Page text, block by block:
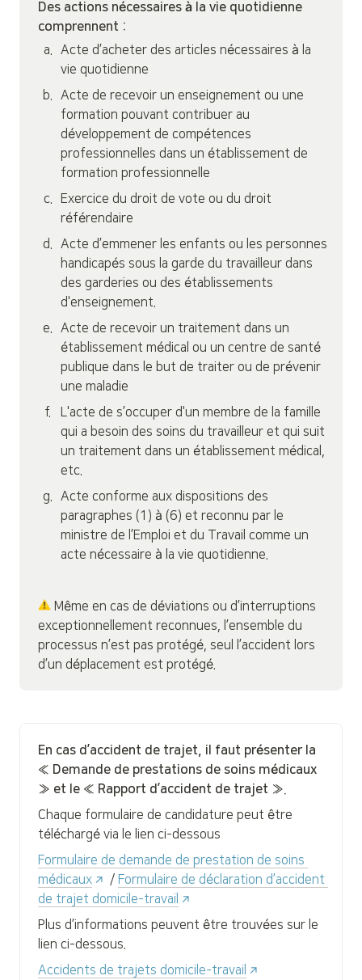
Des actions nécessaires à la vie quotidienne
comprennent :
a.
Acte d’acheter des articles nécessaires à la
vie quotidienne
b.
Acte de recevoir un enseignement ou une
formation pouvant contribuer au
développement de compétences
professionnelles dans un établissement de
formation professionnelle
c.
Exercice du droit de vote ou du droit
référendaire
d.
Acte d’emmener les enfants ou les personnes
handicapés sous la garde du travailleur dans
des garderies ou des établissements
d'enseignement.
e.
Acte de recevoir un traitement dans un
établissement médical ou un centre de santé
publique dans le but de traiter ou de prévenir
une maladie
f.
L'acte de s’occuper d'un membre de la famille
qui a besoin des soins du travailleur et qui suit
un traitement dans un établissement médical,
etc.
g.
Acte conforme aux dispositions des
paragraphes (1) à (6) et reconnu par le
ministre de l’Emploi et du Travail comme un
acte nécessaire à la vie quotidienne.
Même en cas de déviations ou d’interruptions
exceptionnellement reconnues, l’ensemble du
processus n’est pas protégé, seul l’accident lors
d’un déplacement est protégé.
En cas d’accident de trajet, il faut présenter la
« Demande de prestations de soins médicaux
» et le « Rapport d’accident de trajet ».
Chaque formulaire de candidature peut être
téléchargé via le lien ci-dessous
Formulaire de demande de prestation de soins
médicaux
/ Formulaire de déclaration d’accident
de trajet domicile-travail
Plus d’informations peuvent être trouvées sur le
lien ci-dessous.
Accidents de trajets domicile-travail